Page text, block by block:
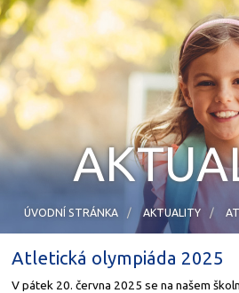
ÚVODNÍ STRÁNKA AKTUALITY
Atletická olympiáda 2025
V pátek 20. června 2025 se na našem